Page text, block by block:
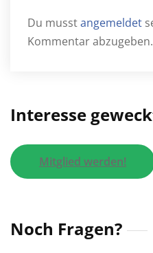
Du musstangemeldet
Kommentar abzugeben.
Interesse
Mitglied werden!
Noch Fragen?